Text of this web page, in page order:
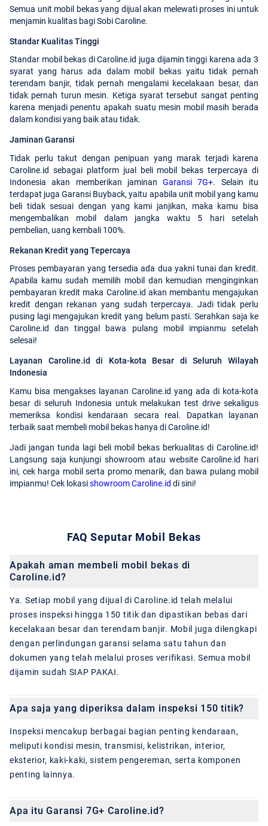
Semua unit mobil bekas yang dijual akan melewati proses ini untuk
menjamin kualitas bagi Sobi Caroline.
Standar Kualitas Tinggi
Standar mobil bekas di Caroline.id juga dijamin tinggi karena ada 3
syarat yang harus ada dalam mobil bekas yaitu tidak pernah
terendam banjir, tidak pernah mengalami kecelakaan besar, dan
tidak pernah turun mesin. Ketiga syarat tersebut sangat penting
karena menjadi penentu apakah suatu mesin mobil masih berada
dalam kondisi yang baik atau tidak.
Jaminan Garansi
Tidak perlu takut dengan penipuan yang marak terjadi karena
Caroline.id sebagai platform jual beli mobil bekas terpercaya di
Indonesia akan memberikan jaminanGaransi 7G+. Selain itu
terdapat juga Garansi Buyback, yaitu apabila unit mobil yang kamu
beli tidak sesuai dengan yang kami janjikan, maka kamu bisa
mengembalikan mobil dalam jangka waktu 5 hari setelah
pembelian, uang kembali 100%.
Rekanan Kredit yang Tepercaya
Proses pembayaran yang tersedia ada dua yakni tunai dan kredit.
Apabila kamu sudah memilih mobil dan kemudian menginginkan
pembayaran kredit maka Caroline.id akan membantu mengajukan
kredit dengan rekanan yang sudah terpercaya. Jadi tidak perlu
pusing lagi mengajukan kredit yang belum pasti. Serahkan saja ke
Caroline.id dan tinggal bawa pulang mobil impianmu setelah
selesai!
Layanan Caroline.id di Kota-kota Besar di Seluruh Wilayah
Indonesia
Kamu bisa mengakses layanan Caroline.id yang ada di kota-kota
besar di seluruh Indonesia untuk melakukan test drive sekaligus
memeriksa kondisi kendaraan secara real. Dapatkan layanan
terbaik saat membeli mobil bekas hanya di Caroline.id!
Jadi jangan tunda lagi beli mobil bekas berkualitas di Caroline.id!
Langsung saja kunjungi showroom atau website Caroline.id hari
ini, cek harga mobil serta promo menarik, dan bawa pulang mobil
impianmu! Cek lokasishowroom Caroline.id di sini!
FAQ Seputar Mobil Bekas
Apakah aman membeli mobil bekas di
Caroline.id?
Ya. Setiap mobil yang dijual di Caroline.id telah melalui
proses inspeksi hingga 150 titik dan dipastikan bebas dari
kecelakaan besar dan terendam banjir. Mobil juga dilengkapi
dengan perlindungan garansi selama satu tahun dan
dokumen yang telah melalui proses verifikasi. Semua mobil
dijamin sudah SIAP PAKAI.
Apa saja yang diperiksa dalam inspeksi 150 titik?
Inspeksi mencakup berbagai bagian penting kendaraan,
meliputi kondisi mesin, transmisi, kelistrikan, interior,
eksterior, kaki-kaki, sistem pengereman, serta komponen
penting lainnya.
Apa itu Garansi 7G+ Caroline.id?